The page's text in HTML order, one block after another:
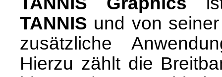
TANNIS und von
zusätzliche
Hierzu zählt die